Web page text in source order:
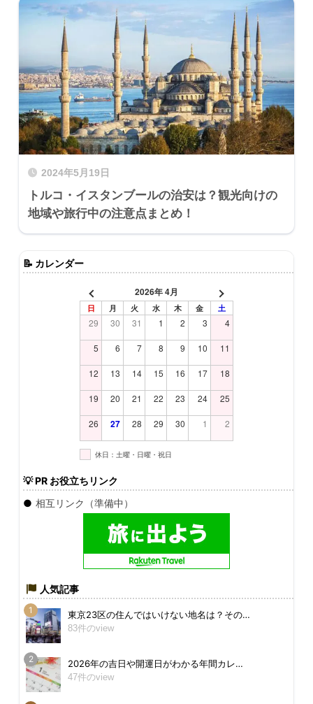
2024年5月19日
トルコ・イスタンブールの治安は？観光向けの
地域や旅行中の注意点まとめ！
📝 カレンダー
2026年 4月
日 月 火 水 木 金 土
29 30 31 1 2 3 4
5 6 7 8 9 10 11
12 13 14 15 16 17 18
19 20 21 22 23 24 25
26 27 28 29 30 1 2
休日：土曜・日曜・祝日
💡PR お役立ちリンク
● 相互リンク（準備中）
人気記事
東京23区の住んではいけない地名は？その…
83件のview
2026年の吉日や開運日がわかる年間カレ…
47件のview